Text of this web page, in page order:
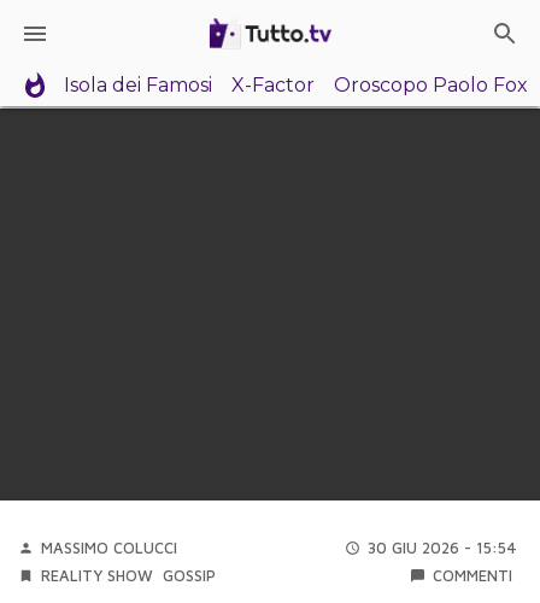
Isola dei Famosi X-Factor Oroscopo Paolo Fox
MASSIMO COLUCCI
30 GIU 2026 - 15:54
REALITY SHOW GOSSIP COMMENTI